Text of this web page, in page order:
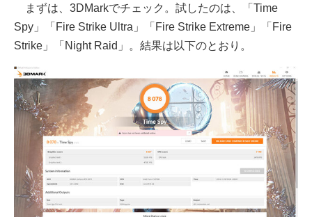
まずは、3DMarkでチェック。試したのは、「Time
Spy」「Fire Strike Ultra」「Fire Strike Extreme」「Fire
Strike」「Night Raid」。結果は以下のとおり。